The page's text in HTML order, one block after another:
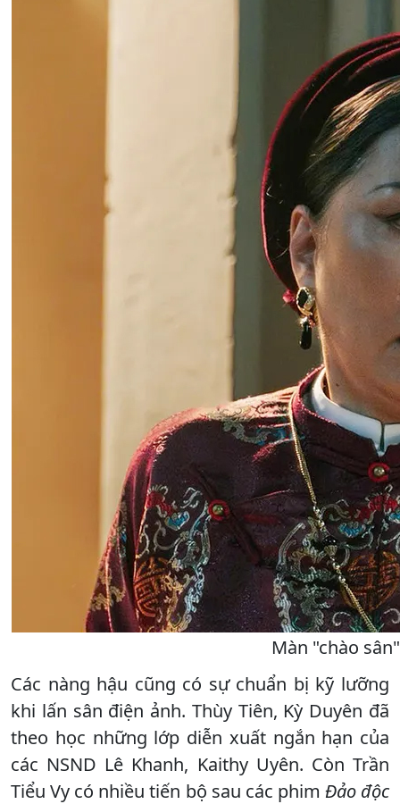
Màn "chào
Các nàng hậu cũng có sự chuẩn bị kỹ lưỡng
khi lấn sân điện ảnh. Thùy Tiên, Kỳ Duyên đã
theo học những lớp diễn xuất ngắn hạn của
các NSND Lê Khanh, Kaithy Uyên. Còn Trần
Tiểu Vy có nhiều tiến bộ sau các phim Đảo độc